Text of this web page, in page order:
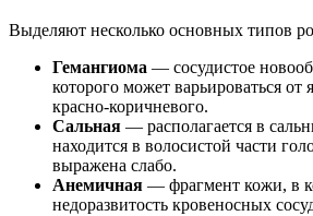
Выделяют несколько основных типов
Гемангиома — сосудистое
которого может варьироваться от
красно-коричневого.
Сальная — располагается в
находится в волосистой части
выражена слабо.
Анемичная — фрагмент кожи, в
недоразвитость кровеносных